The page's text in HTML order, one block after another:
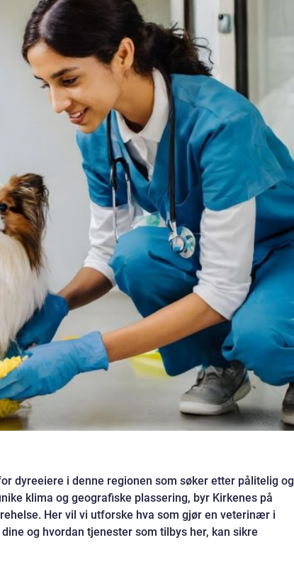
dyreeiere i denne regionen som søker etter pålitelig og
klima og geografiske plassering, byr Kirkenes på
Her vil vi utforske hva som gjør en veterinær i
og hvordan tjenester som tilbys her, kan sikre